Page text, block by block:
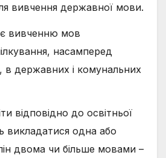
вивчення державної мови.
вивченню мов
насамперед
в державних і комунальних
відповідно до освітньої
викладатися одна або
двома чи більше мовами –